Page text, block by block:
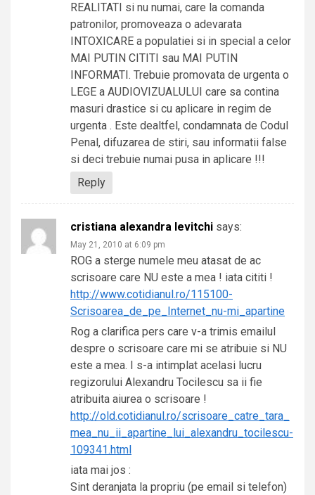
REALITATI si nu numai, care la comanda
patronilor, promoveaza o adevarata
INTOXICARE a populatiei si in special a celor
MAI PUTIN CITITI sau MAI PUTIN
INFORMATI. Trebuie promovata de urgenta o
LEGE a AUDIOVIZUALULUI care sa contina
masuri drastice si cu aplicare in regim de
urgenta . Este dealtfel, condamnata de Codul
Penal, difuzarea de stiri, sau informatii false
si deci trebuie numai pusa in aplicare !!!
Reply
cristiana alexandra levitchi says:
May 21, 2010 at 6:09 pm
ROG a sterge numele meu atasat de ac
scrisoare care NU este a mea ! iata cititi !
http://www.cotidianul.ro/115100-
Scrisoarea_de_pe_Internet_nu-mi_apartine
Rog a clarifica pers care v-a trimis emailul
despre o scrisoare care mi se atribuie si NU
este a mea. I s-a intimplat acelasi lucru
regizorului Alexandru Tocilescu sa ii fie
atribuita aiurea o scrisoare !
http://old.cotidianul.ro/scrisoare_catre_tara_
mea_nu_ii_apartine_lui_alexandru_tocilescu-
109341.html
iata mai jos :
Sint deranjata la propriu (pe email si telefon)